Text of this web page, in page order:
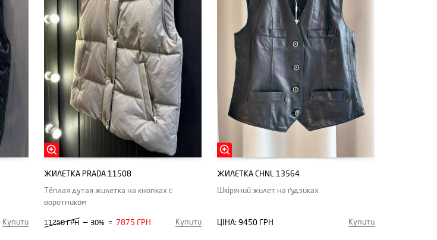
Купити
ЖИЛЕТКА PRADA 11508
Тёплая дутая жилетка на кнопках с
воротником
11250 ГРН — 30% = 7875 ГРН Купити
ЖИЛЕТКА CHNL 13564
Шкіряний жилет на ґудзиках
ЦІНА: 9450 ГРН Купити